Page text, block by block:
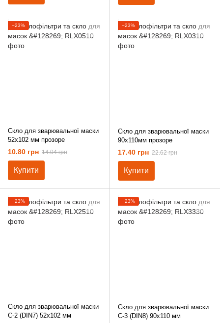
−23%
Скло для зварювальної маски
52х102 мм прозоре
10.80 грн 14.04 грн
Купити
−23%
Скло для зварювальної маски
90х110мм прозоре
17.40 грн 22.62 грн
Купити
−23%
Скло для зварювальної маски
С-2 (DIN7) 52х102 мм
−23%
Скло для зварювальної маски
С-3 (DIN8) 90х110 мм